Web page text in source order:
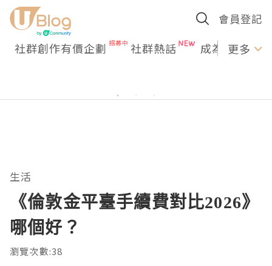
會員登記
社群創作有價企劃 社群熱話 成為U更多
生活
《倫敦金平臺手續費對比2026》
哪個好？
瀏覽次數:38